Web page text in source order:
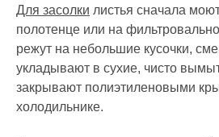
Для засолки листья сначала
полотенце или на
режут на небольшие кусочки,
укладывают в сухие, чисто
закрывают полиэтиленовыми
холодильнике.